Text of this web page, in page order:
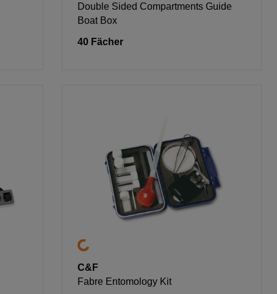
Double Sided Compartments Guide
Boat Box
40 Fächer
C&F
Fabre Entomology Kit